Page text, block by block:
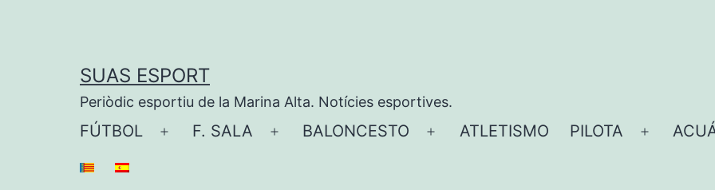
SUAS ESPORT
Periòdic esportiu de la Marina Alta. Notícies esportives.
FÚTBOL
Abrir
F. SALA
Abrir
BALONCESTO
Abrir
ATLETISMO PILOTA
Abrir